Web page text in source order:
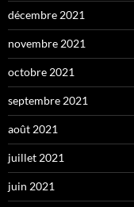
décembre 2021
novembre 2021
octobre 2021
septembre 2021
août 2021
juillet 2021
juin 2021